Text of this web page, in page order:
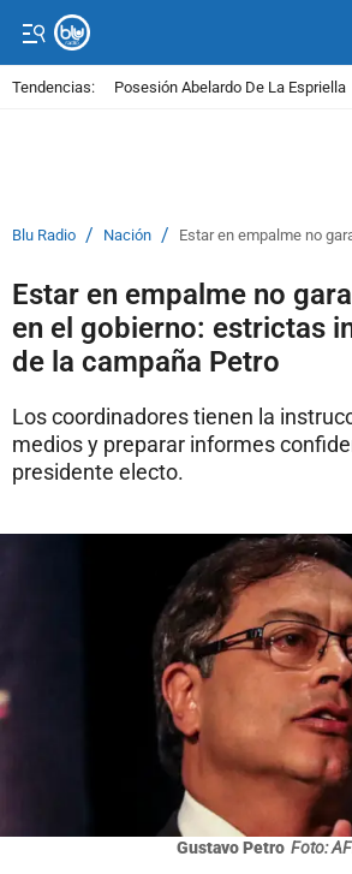
Tendencias: Posesión Abelardo De La Espriella
Blu Radio / Nación / Estar en empalme no
Estar en empalme no
en el gobierno: estrictas
de la campaña Petro
Los coordinadores tienen la
medios y preparar informes
presidente electo.
Gustavo Petro Foto: